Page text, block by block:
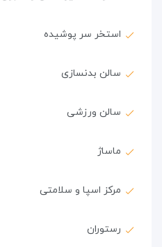
استخر سر پوشیده
سالن بدنسازی
سالن ورزشی
ماساژ
مرکز اسپا و سلامتی
رستوران